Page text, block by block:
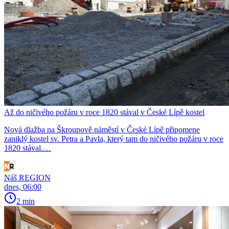
Až do ničivého požáru v roce 1820 stával v České Lípě kostel
Nová dlažba na Škroupově náměstí v České Lípě připomene
zaniklý kostel sv. Petra a Pavla, který tam do ničivého požáru v roce
1820 stával.…
Náš REGION
dnes, 06:00
2 min